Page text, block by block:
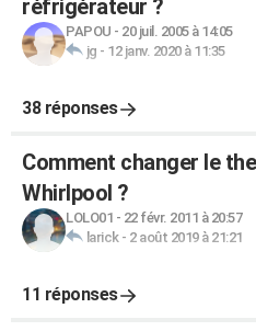
réfrigérateur ?
PAPOU - 20 juil. 2005 à 14:05
jg - 12 janv. 2020 à 11:35
38 réponses
Comment changer le
Whirlpool ?
LOLO01 - 22 févr. 2011 à 20:57
larick- 2 août 2019 à 21:21
11 réponses